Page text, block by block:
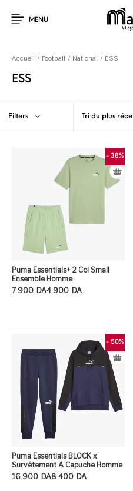
MENU
Accueil / Football / National / ESS
ESS
Filters Tri du plus
- 38%
Puma Essentials+ 2 Col Small
Ensemble Homme
7 900 DA
Le prix initial était : 7 900DA.
4 900 DA
Le prix actuel est : 4 900DA.
- 50%
Puma Essentials BLOCK x
Survêtement A Capuche Homme
16 900 DA
Le prix initial était : 16 900DA.
8 400 DA
Le prix actuel est : 8 400DA.